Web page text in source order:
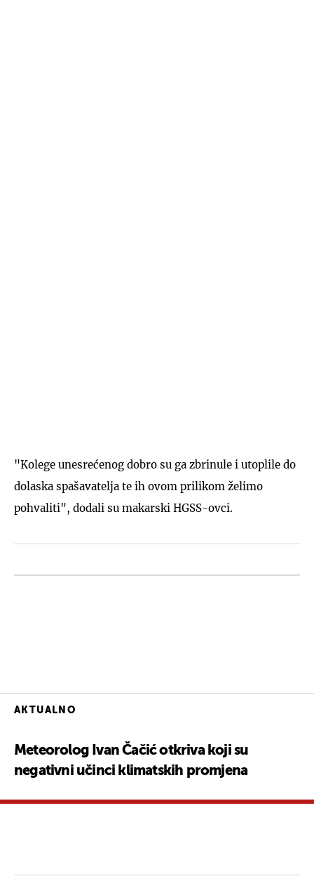
"Kolege unesrećenog dobro su ga zbrinule i utoplile do
dolaska spašavatelja te ih ovom prilikom želimo
pohvaliti", dodali su makarski HGSS-ovci.
AKTUALNO
Meteorolog Ivan Čačić otkriva koji su
negativni učinci klimatskih promjena